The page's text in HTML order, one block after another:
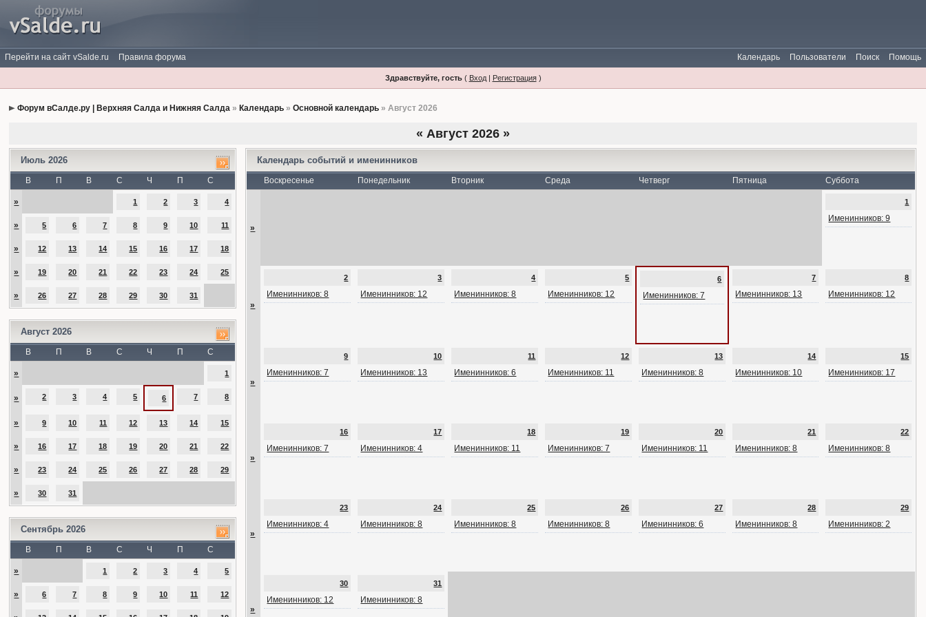
Перейти на сайт vSalde.ru Правила форума Помощь
Поиск
Пользователи
Календарь
Здравствуйте, гость( Вход| Регистрация)
Форум вСалде.ру | Верхняя Салда и Нижняя Салда » Календарь »Основной календарь » Август 2026
« Август 2026 »
Июль 2026
В П В С Ч П С
» 1 2 3 4
» 5 6 7 8 9 10 11
» 12 13 14 15 16 17 18
» 19 20 21 22 23 24 25
» 26 27 28 29 30 31
Август 2026
В П В С Ч П С
» 1
» 2 3 4 5 6 7 8
» 9 10 11 12 13 14 15
» 16 17 18 19 20 21 22
» 23 24 25 26 27 28 29
» 30 31
Сентябрь 2026
В П В С Ч П С
» 1 2 3 4 5
» 6 7 8 9 10 11 12
Календарь событий и именинников
Воскресенье Понедельник Вторник Среда Четверг Пятница Суббота
»
1
Именинников: 9
»
2
Именинников: 8
3
Именинников: 12
4
Именинников: 8
5
Именинников: 12
6
Именинников: 7
7
Именинников: 13
8
Именинников: 12
»
9
Именинников: 7
10
Именинников: 13
11
Именинников: 6
12
Именинников: 11
13
Именинников: 8
14
Именинников: 10
15
Именинников: 17
»
16
Именинников: 7
17
Именинников: 4
18
Именинников: 11
19
Именинников: 7
20
Именинников: 11
21
Именинников: 8
22
Именинников: 8
»
23
Именинников: 4
24
Именинников: 8
25
Именинников: 8
26
Именинников: 8
27
Именинников: 6
28
Именинников: 8
29
Именинников: 2
»
30
Именинников: 12
31
Именинников: 8